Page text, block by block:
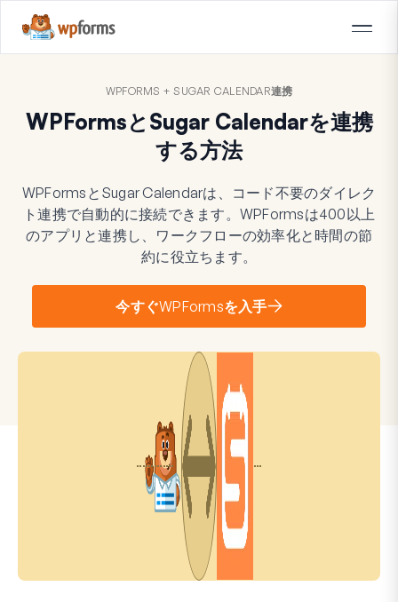
WPFORMS + SUGAR CALENDAR連携
WPFormsとSugar Calendarを連携
する方法
WPFormsとSugar Calendarは、コード不要のダイレク
ト連携で自動的に接続できます。WPFormsは400以上
のアプリと連携し、ワークフローの効率化と時間の節
約に役立ちます。
今すぐWPFormsを入手